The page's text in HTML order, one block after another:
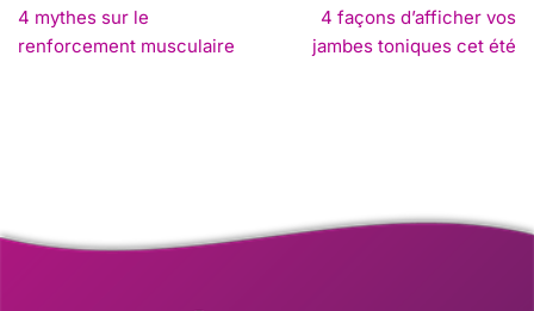
4 mythes sur le
renforcement musculaire
4 façons d’afficher vos
jambes toniques cet été